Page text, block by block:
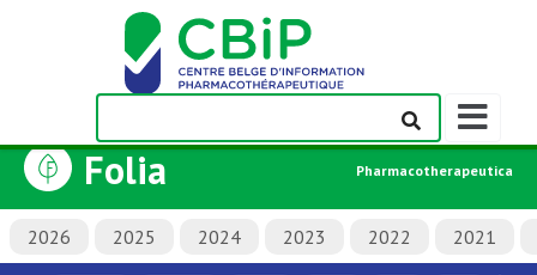
Afficher/
la
de
navigation
Folia Pharmacotherapeutica
2026 2025 2024 2023 2022 2021